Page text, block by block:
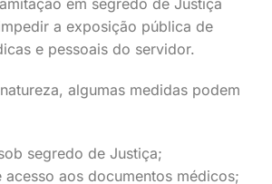
em segredo de Justiça
a exposição pública de
e pessoais do servidor.
algumas medidas podem
segredo de Justiça;
acesso aos documentos médicos;